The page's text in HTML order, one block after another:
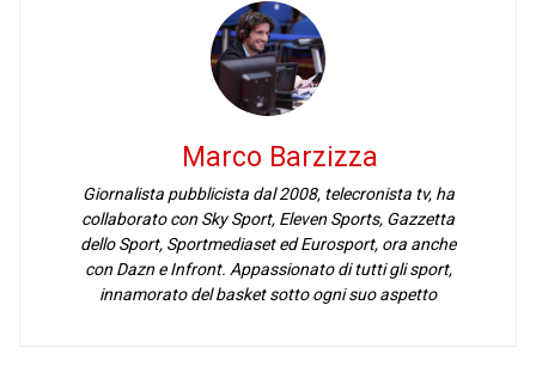
Marco Barzizza
Giornalista pubblicista dal 2008, telecronista tv, ha
collaborato con Sky Sport, Eleven Sports, Gazzetta
dello Sport, Sportmediaset ed Eurosport, ora anche
con Dazn e Infront. Appassionato di tutti gli sport,
innamorato del basket sotto ogni suo aspetto